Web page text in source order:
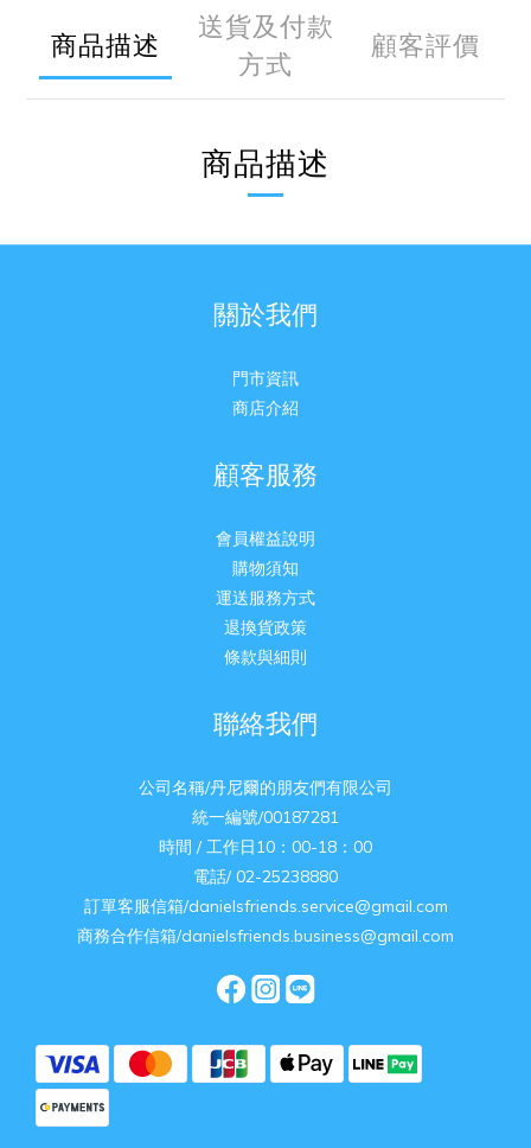
商品描述
送貨及付款
方式
顧客評價
商品描述
關於我們
門市資訊
商店介紹
顧客服務
會員權益說明
購物須知
運送服務方式
退換貨政策
條款與細則
聯絡我們
公司名稱/丹尼爾的朋友們有限公司
統一編號/00187281
時間 / 工作日10：00-18：00
電話/ 02-25238880
訂單客服信箱/danielsfriends.service@gmail.com
商務合作信箱/danielsfriends.business@gmail.com